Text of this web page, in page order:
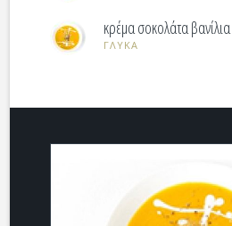
κρέμα σοκολάτα βανίλια
ΓΛΥΚΑ